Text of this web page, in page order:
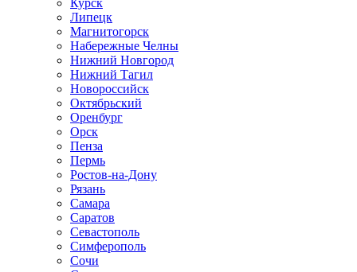
Курск
Липецк
Магнитогорск
Набережные Челны
Нижний Новгород
Нижний Тагил
Новороссийск
Октябрьский
Оренбург
Орск
Пенза
Пермь
Ростов-на-Дону
Рязань
Самара
Саратов
Севастополь
Симферополь
Сочи